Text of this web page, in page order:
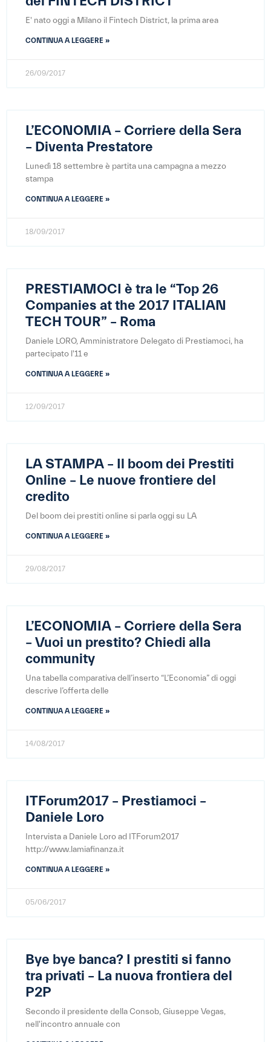
E' nato oggi a Milano il Fintech District, la prima area
CONTINUA A LEGGERE »
26/09/2017
L’ECONOMIA – Corriere della Sera
– Diventa Prestatore
Lunedì 18 settembre è partita una campagna a mezzo
stampa
CONTINUA A LEGGERE »
18/09/2017
PRESTIAMOCI è tra le “Top 26
Companies at the 2017 ITALIAN
TECH TOUR” – Roma
Daniele LORO, Amministratore Delegato di Prestiamoci, ha
partecipato l'11 e
CONTINUA A LEGGERE »
12/09/2017
LA STAMPA – Il boom dei Prestiti
Online – Le nuove frontiere del
credito
Del boom dei prestiti online si parla oggi su LA
CONTINUA A LEGGERE »
29/08/2017
L’ECONOMIA – Corriere della Sera
– Vuoi un prestito? Chiedi alla
community
Una tabella comparativa dell’inserto “L’Economia” di oggi
descrive l’offerta delle
CONTINUA A LEGGERE »
14/08/2017
ITForum2017 – Prestiamoci –
Daniele Loro
Intervista a Daniele Loro ad ITForum2017
http://www.lamiafinanza.it
CONTINUA A LEGGERE »
05/06/2017
Bye bye banca? I prestiti si fanno
tra privati – La nuova frontiera del
P2P
Secondo il presidente della Consob, Giuseppe Vegas,
nell'incontro annuale con